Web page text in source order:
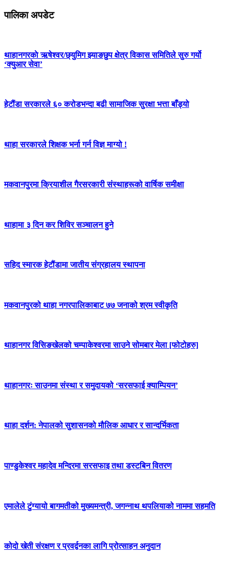
पालिका अपडेट
थाहानगरकाे ऋषेश्वर/छ्युमिग झ्याङछुप क्षेत्र विकास समितिले सुरु गर्यो
‘क्युआर सेवा’
हेटौंडा सरकारले ६० करोडभन्दा बढी सामाजिक सुरक्षा भत्ता बाँड्यो
थाहा सरकारले शिक्षक भर्ना गर्न विज्ञ माग्यो !
मकवानपुरमा क्रियाशील गैरसरकारी संस्थाहरूको वार्षिक समीक्षा
थाहामा ३ दिन कर शिविर सञ्चालन हुने
सहिद स्मारक हेटौंडामा जातीय संग्रहालय स्थापना
मकवानपुरको थाहा नगरपालिकाबाट ७७ जनाको श्रम स्वीकृति
थाहानगर विसिङखेलको चम्पाकेश्वरमा साउने सोमबार मेला [फोटोहरु]
थाहानगरः साउनमा संस्था र समुदायको ‘सरसफाई क्याम्पियन’
थाहा दर्शन: नेपालको सुशासनको मौलिक आधार र सान्दर्भिकता
पाण्डुकेश्वर महादेव मन्दिरमा सरसफाइ तथा डस्टबिन वितरण
एमालेले टुंग्यायो बागमतीको मुख्यमन्त्री, जगन्नाथ थपलियाको नाममा सहमति
कोदो खेती संरक्षण र प्रवर्द्वनका लागि प्रोत्साहन अनुदान